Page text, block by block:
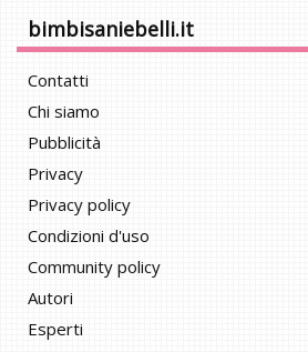
bimbisaniebelli.it
Contatti
Chi siamo
Pubblicità
Privacy
Privacy policy
Condizioni d'uso
Community policy
Autori
Esperti